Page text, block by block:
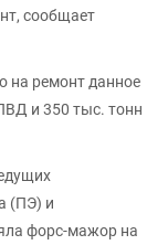
сообщает
на ремонт данное
и 350 тыс. тонн
(ПЭ) и
форс-мажор на